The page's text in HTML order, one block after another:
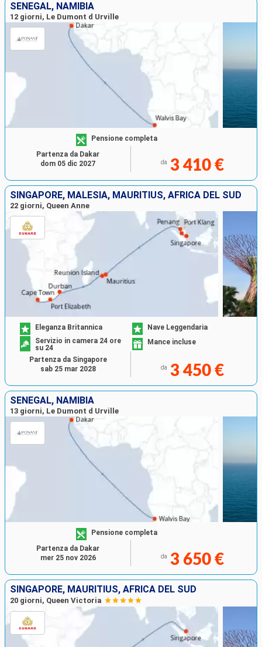
SENEGAL, NAMIBIA
12 giorni, Le Dumont d Urville
Pensione completa
da 3 410 €
Partenza da Dakar
dom 05 dic 2027
SINGAPORE, MALESIA, MAURITIUS, AFRICA DEL SUD
22 giorni, Queen Anne
Eleganza Britannica
Nave Leggendaria
Servizio in camera 24 ore
su 24
Mance incluse
da 3 450 €
Partenza da Singapore
sab 25 mar 2028
SENEGAL, NAMIBIA
13 giorni, Le Dumont d Urville
Pensione completa
da 3 650 €
Partenza da Dakar
mer 25 nov 2026
SINGAPORE, MAURITIUS, AFRICA DEL SUD
20 giorni, Queen Victoria